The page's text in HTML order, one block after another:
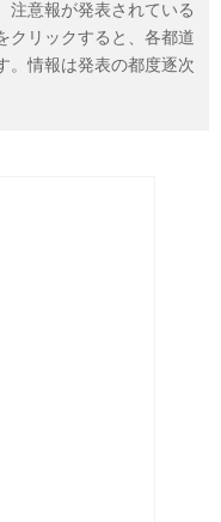
注意報が発表されている
クリックすると、各都道
。情報は発表の都度逐次